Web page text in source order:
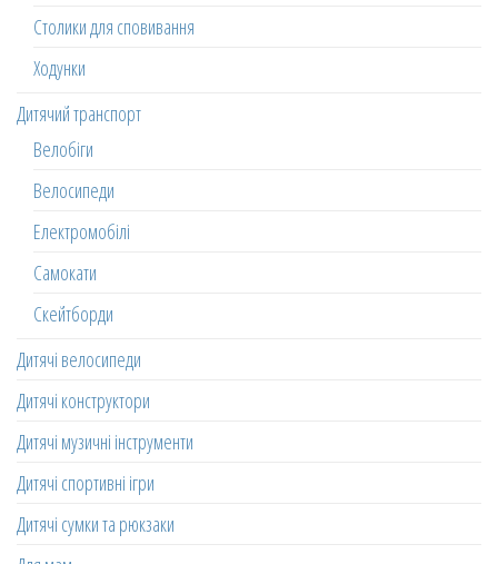
Столики для сповивання
Ходунки
Дитячий транспорт
Велобіги
Велосипеди
Електромобілі
Самокати
Скейтборди
Дитячі велосипеди
Дитячі конструктори
Дитячі музичні інструменти
Дитячі спортивні ігри
Дитячі сумки та рюкзаки